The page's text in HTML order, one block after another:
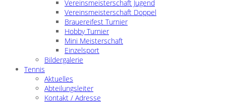
Vereinsmeisterschaft Jugend
Vereinsmeisterschaft Doppel
Brauereifest Turnier
Hobby Turnier
Mini Meisterschaft
Einzelsport
Bildergalerie
Tennis
Aktuelles
Abteilungsleiter
Kontakt / Adresse